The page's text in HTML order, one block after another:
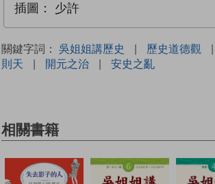
插圖：
少許
關鍵字詞： 吳姐姐講歷史 | 歷史道德觀 |
則天
| 開元之治 | 安史之亂
相關書籍